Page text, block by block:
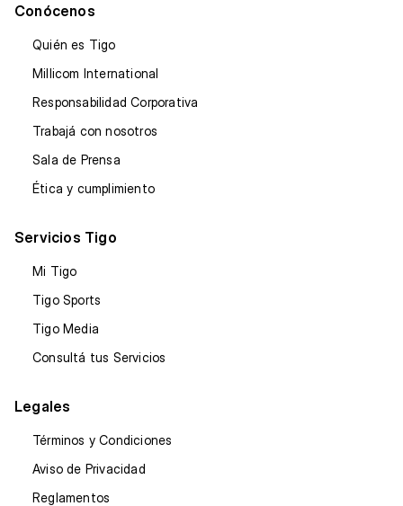
Conócenos
Quién es Tigo
Millicom International
Responsabilidad Corporativa
Trabajá con nosotros
Sala de Prensa
Ética y cumplimiento
Servicios Tigo
Mi Tigo
Tigo Sports
Tigo Media
Consultá tus Servicios
Legales
Términos y Condiciones
Aviso de Privacidad
Reglamentos